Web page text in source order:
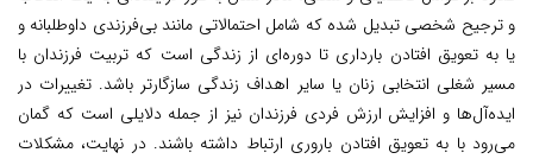
و ترجیح شخصی تبدیل شده که شامل احتمالاتی مانند بی‌فرزندی داوطلبانه و
یا به تعویق افتادن بارداری تا دوره‌ای از زندگی است که تربیت فرزندان با
مسیر شغلی انتخابی زنان یا سایر اهداف زندگی سازگارتر باشد. تغییرات در
ایده‌آل‌ها و افزایش ارزش فردی فرزندان نیز از جمله دلایلی است که گمان
می‌رود با به تعویق افتادن باروری ارتباط داشته باشند. در نهایت، مشکلات